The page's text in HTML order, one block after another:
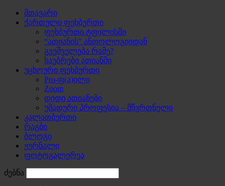
მთავარი
ქართული ფეხბურთი
ფეხბურთი ტფილისში
“ათიანის” ანთოლოგიიდან
გვეშველება რამე?
საუბრები ათიანში
უცხოური ფეხბურთი
Pro-ფ(ა)ილი
Zoom
დიდი ათიანები
უმადური პროფესია – მწვრთნელი
კალათბურთი
რაგბი
ბლოგი
ჟურნალი
ფოტოგალერეა
ძებნა